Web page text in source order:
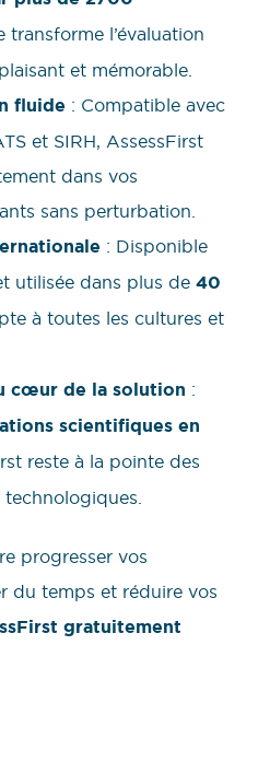
transforme l’évaluation
et mémorable.
fluide : Compatible avec
et SIRH, AssessFirst
dans vos
sans perturbation.
: Disponible
utilisée dans plus de 40
à toutes les cultures et
cœur de la solution :
scientifiques en
reste à la pointe des
progresser vos
du temps et réduire vos
gratuitement